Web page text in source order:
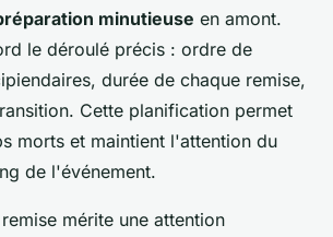
minutieuse en amont.
le déroulé précis : ordre de
durée de chaque remise,
Cette planification permet
morts et maintient l'attention du
de l'événement.
mérite une attention